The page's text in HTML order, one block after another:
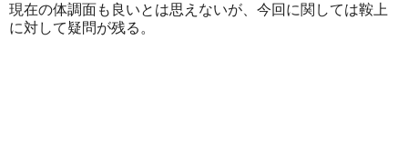
現在の体調面も良いとは思えないが、今回に関しては鞍上
に対して疑問が残る。